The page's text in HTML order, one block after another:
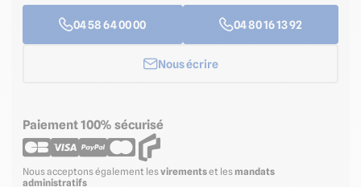
04 58 64 00 00 04 80 16 13 92
Nous écrire
Paiement 100% sécurisé
Nous acceptons également lesvirementset les mandats
administratifs